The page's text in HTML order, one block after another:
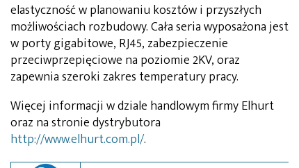
elastyczność w planowaniu kosztów i przyszłych
możliwościach rozbudowy. Cała seria wyposażona jest
w porty gigabitowe, RJ45, zabezpieczenie
przeciwprzepięciowe na poziomie 2KV, oraz
zapewnia szeroki zakres temperatury pracy.
Więcej informacji w dziale handlowym firmy Elhurt
oraz na stronie dystrybutora
http://www.elhurt.com.pl/.